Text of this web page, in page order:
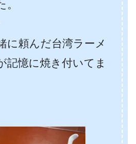
に頼んだ台湾ラーメ
記憶に焼き付いてま